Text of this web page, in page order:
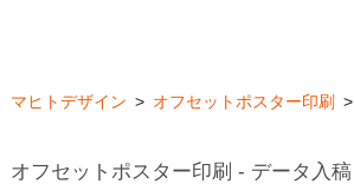
マヒトデザイン > オフセットポスター印刷 >
オフセットポスター印刷 - データ入稿